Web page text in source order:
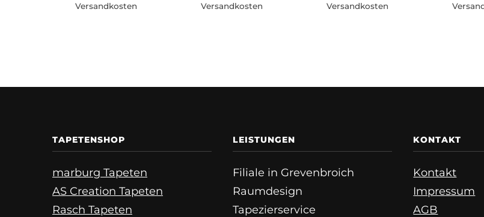
Versandkosten
Versandkosten
Versandkosten
TAPETENSHOP
marburg Tapeten
AS Creation Tapeten
Rasch Tapeten
LEISTUNGEN
Filiale in Grevenbroich
Raumdesign
Tapezierservice
KONTAKT
Kontakt
Impressum
AGB